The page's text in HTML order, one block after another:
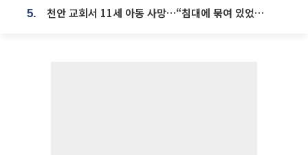
5. 천안 교회서 11세 아동 사망…“침대에 묶여 있었다” 진술 확보